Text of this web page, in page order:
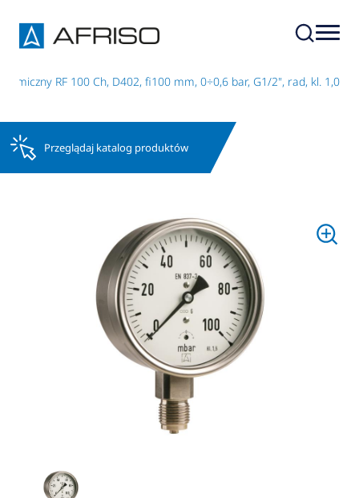
RF 100 Ch, D402, fi100 mm, 0÷0,6 bar, G1/2", rad, kl. 1,0
Przeglądaj katalog produktów